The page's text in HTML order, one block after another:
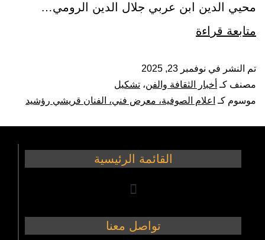
محيي الدين ابن عربي جلال الدين الرومي…
متابعة قراءة
تم النشر في نوفمبر 23, 2025
مصنف كـ أخبار الثقافة والفن، تشكيل
موسوم كـ اعلام الصوفية، معرض فني، الفنان قريشي رؤشيد
القائمة الرئيسية
تواصل معنا